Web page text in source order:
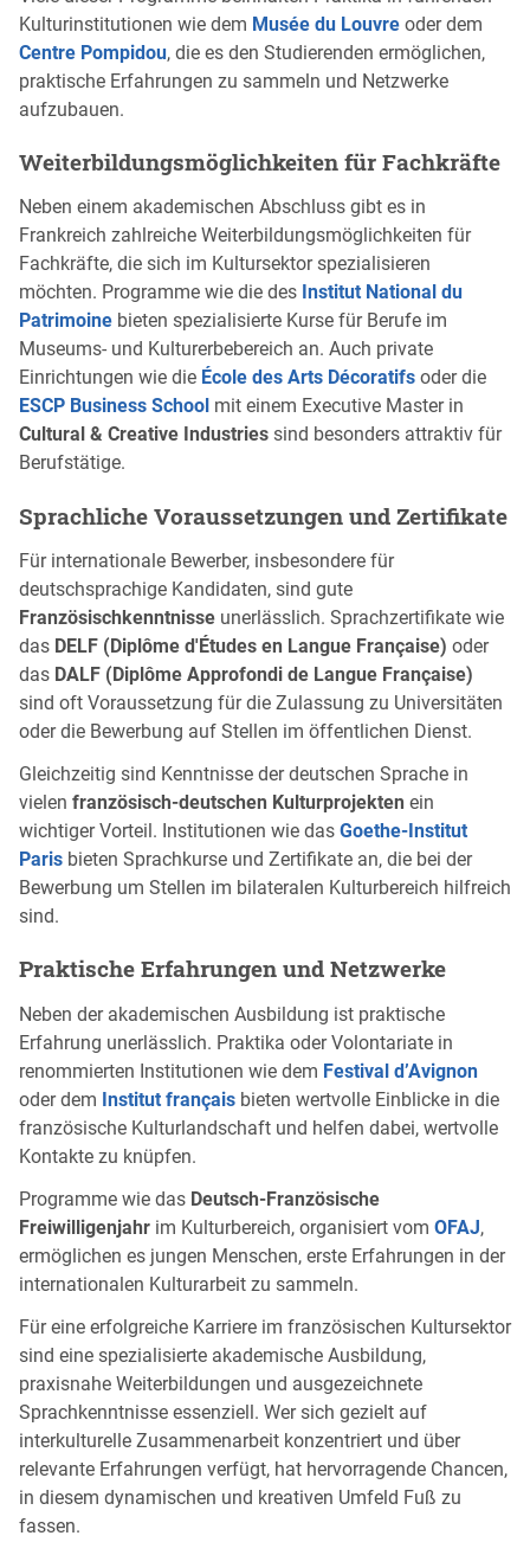
Kulturinstitutionen wie dem Musée du Louvre oder dem
Centre Pompidou, die es den Studierenden ermöglichen,
praktische Erfahrungen zu sammeln und Netzwerke
aufzubauen.
Weiterbildungsmöglichkeiten für Fachkräfte
Neben einem akademischen Abschluss gibt es in
Frankreich zahlreiche Weiterbildungsmöglichkeiten für
Fachkräfte, die sich im Kultursektor spezialisieren
möchten. Programme wie die des Institut National du
Patrimoine bieten spezialisierte Kurse für Berufe im
Museums- und Kulturerbebereich an. Auch private
Einrichtungen wie die École des Arts Décoratifs oder die
ESCP Business School mit einem Executive Master in
Cultural & Creative Industries sind besonders attraktiv für
Berufstätige.
Sprachliche Voraussetzungen und Zertifikate
Für internationale Bewerber, insbesondere für
deutschsprachige Kandidaten, sind gute
Französischkenntnisse unerlässlich. Sprachzertifikate wie
das DELF (Diplôme d'Études en Langue Française) oder
das DALF (Diplôme Approfondi de Langue Française)
sind oft Voraussetzung für die Zulassung zu Universitäten
oder die Bewerbung auf Stellen im öffentlichen Dienst.
Gleichzeitig sind Kenntnisse der deutschen Sprache in
vielen französisch-deutschen Kulturprojekten ein
wichtiger Vorteil. Institutionen wie das Goethe-Institut
Paris bieten Sprachkurse und Zertifikate an, die bei der
Bewerbung um Stellen im bilateralen Kulturbereich hilfreich
sind.
Praktische Erfahrungen und Netzwerke
Neben der akademischen Ausbildung ist praktische
Erfahrung unerlässlich. Praktika oder Volontariate in
renommierten Institutionen wie dem Festival d’Avignon
oder dem Institut français bieten wertvolle Einblicke in die
französische Kulturlandschaft und helfen dabei, wertvolle
Kontakte zu knüpfen.
Programme wie das Deutsch-Französische
Freiwilligenjahr im Kulturbereich, organisiert vom OFAJ,
ermöglichen es jungen Menschen, erste Erfahrungen in der
internationalen Kulturarbeit zu sammeln.
Für eine erfolgreiche Karriere im französischen Kultursektor
sind eine spezialisierte akademische Ausbildung,
praxisnahe Weiterbildungen und ausgezeichnete
Sprachkenntnisse essenziell. Wer sich gezielt auf
interkulturelle Zusammenarbeit konzentriert und über
relevante Erfahrungen verfügt, hat hervorragende Chancen,
in diesem dynamischen und kreativen Umfeld Fuß zu
fassen.